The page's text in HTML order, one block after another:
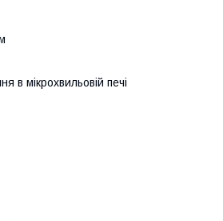
в мікрохвильовій печі